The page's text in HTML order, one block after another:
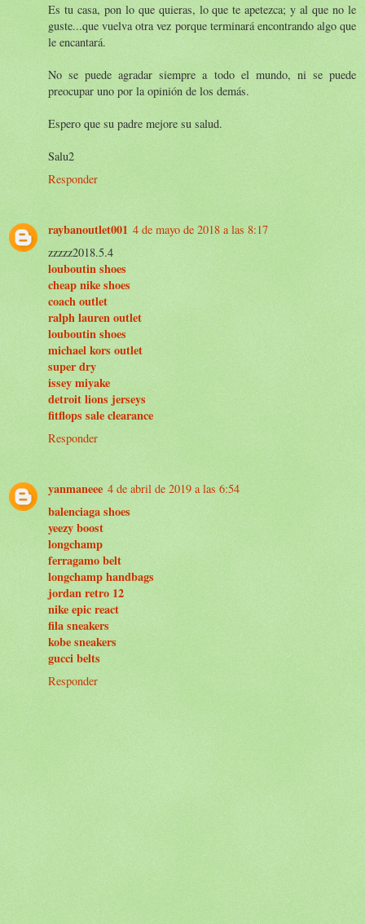
Es tu casa, pon lo que quieras, lo que te apetezca; y al que no le
guste...que vuelva otra vez porque terminará encontrando algo que
le encantará.
No se puede agradar siempre a todo el mundo, ni se puede
preocupar uno por la opinión de los demás.
Espero que su padre mejore su salud.
Salu2
Responder
raybanoutlet001 4 de mayo de 2018 a las 8:17
zzzzz2018.5.4
louboutin shoes
cheap nike shoes
coach outlet
ralph lauren outlet
louboutin shoes
michael kors outlet
super dry
issey miyake
detroit lions jerseys
fitflops sale clearance
Responder
yanmaneee 4 de abril de 2019 a las 6:54
balenciaga shoes
yeezy boost
longchamp
ferragamo belt
longchamp handbags
jordan retro 12
nike epic react
fila sneakers
kobe sneakers
gucci belts
Responder